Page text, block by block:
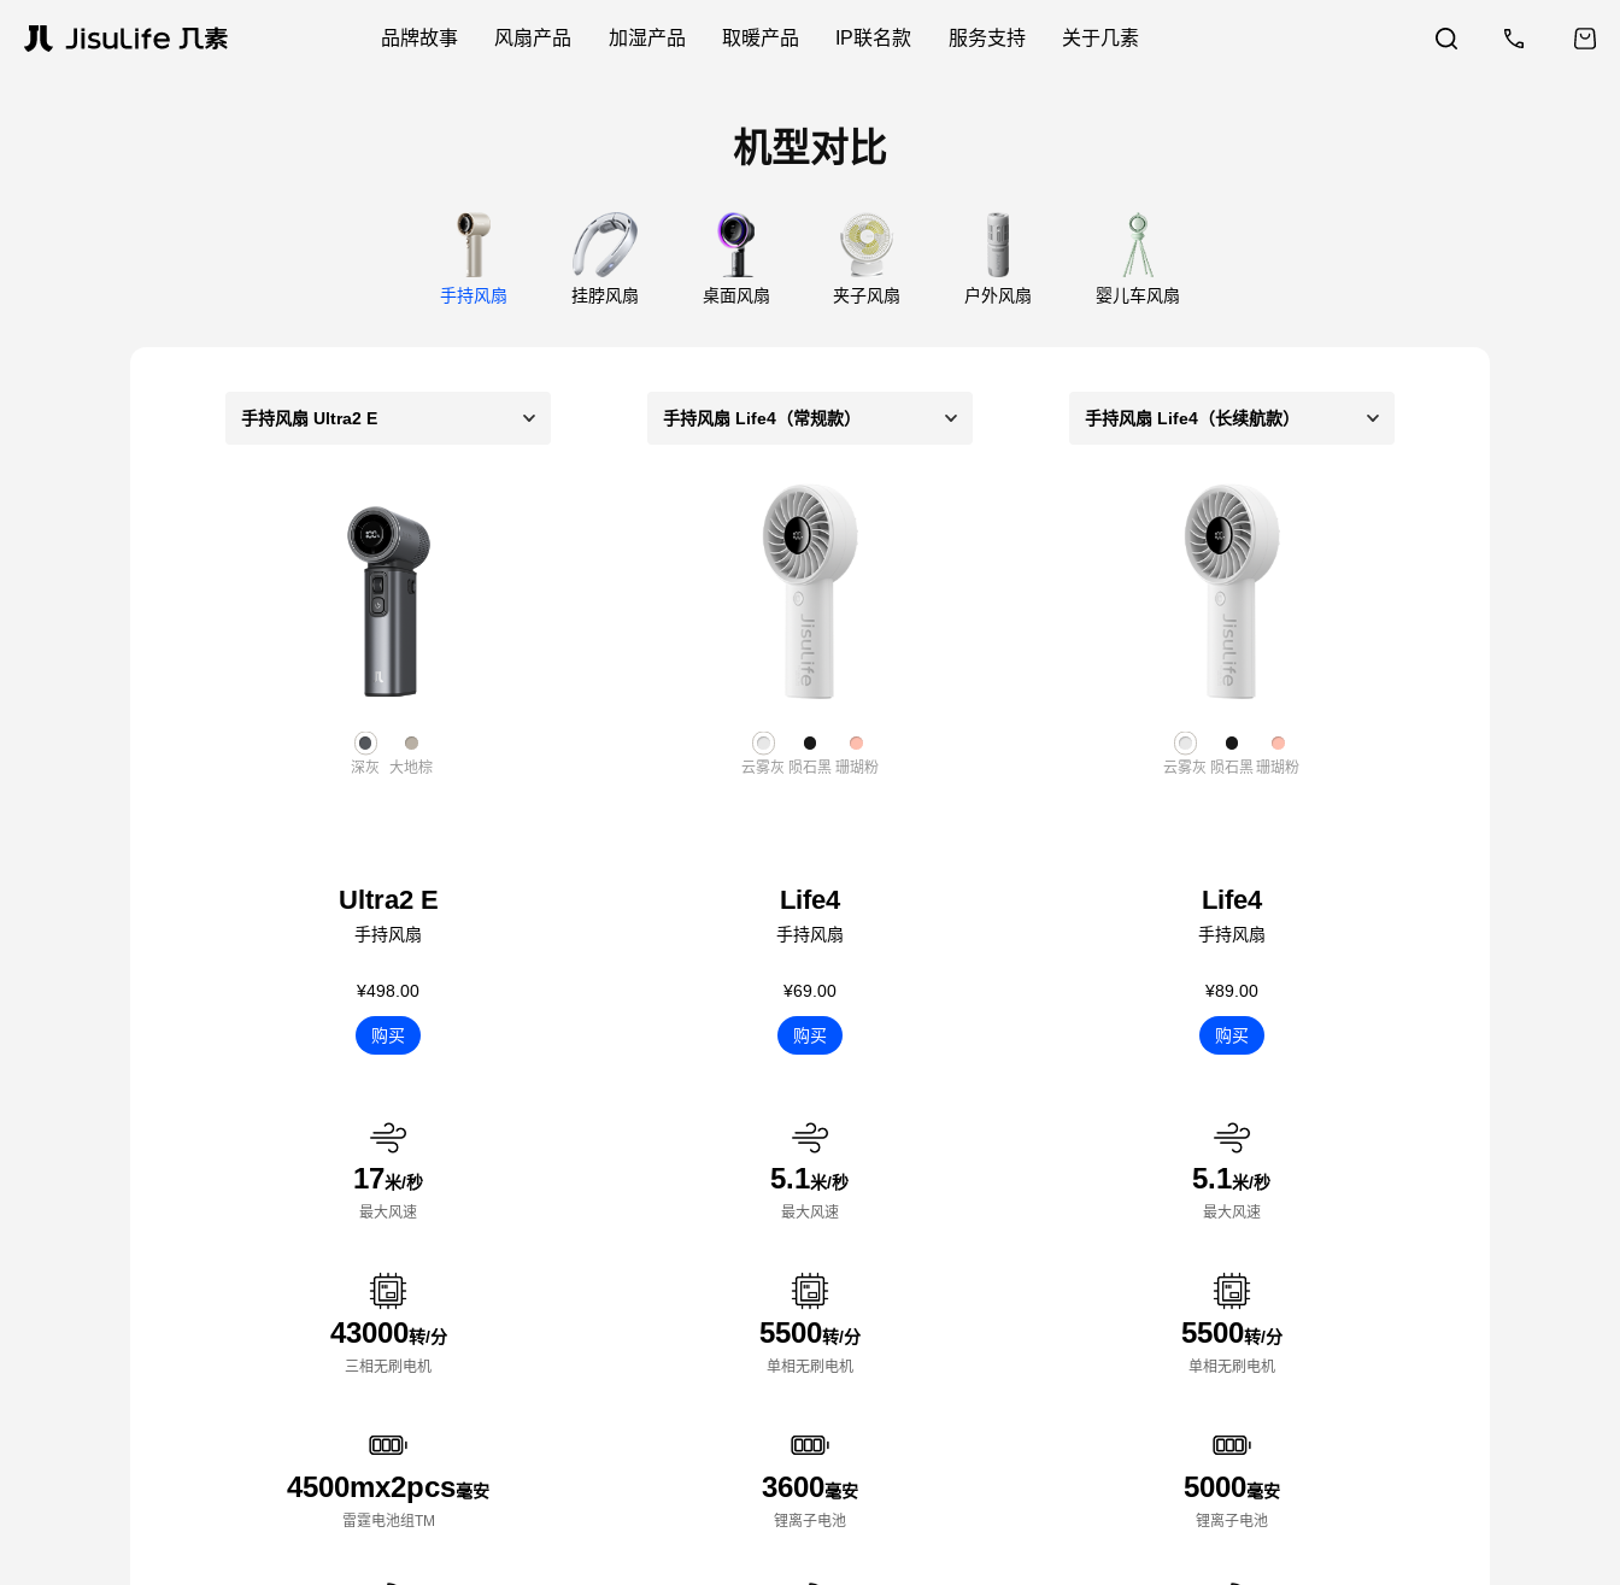
品牌故事 风扇产品 加湿产品 取暖产品 IP联名款 服务支持 关于几素
机型对比
手持风扇 挂脖风扇 桌面风扇 夹子风扇 户外风扇 婴儿车风扇
手持风扇 Ultra2 E
深灰 大地棕
Ultra2 E
手持风扇
¥498.00
购买
17米/秒
最大风速
43000转/分
三相无刷电机
4500mx️2pcs毫安
雷霆电池组TM
手持风扇 Life4（常规款）
云雾灰 陨石黑 珊瑚粉
Life4
手持风扇
¥69.00
购买
5.1米/秒
最大风速
5500转/分
单相无刷电机
3600毫安
锂离子电池
手持风扇 Life4（长续航款）
云雾灰 陨石黑珊瑚粉
Life4
手持风扇
¥89.00
购买
5.1米/秒
最大风速
5500转/分
单相无刷电机
5000毫安
锂离子电池